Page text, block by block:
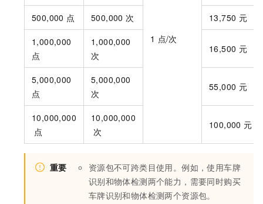
1 点/次
500,000 点 500,000 次 13,750 元
1,000,000
点
1,000,000
次
16,500 元
5,000,000
点
5,000,000
次
55,000 元
10,000,000
点
10,000,000
次
100,000 元
重要
资源包不可跨类目使用。例如，使用车牌
识别和物体检测两个能力，需要同时购买
车牌识别和物体检测两个资源包。